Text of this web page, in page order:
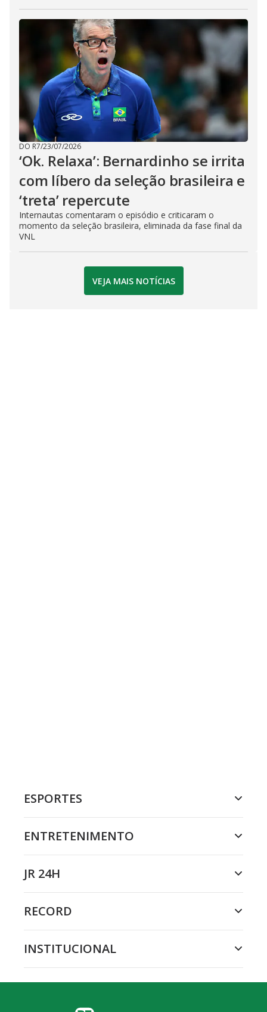
DO R7/23/07/2026
‘Ok. Relaxa’: Bernardinho se irrita
com líbero da seleção brasileira e
‘treta’ repercute
Internautas comentaram o episódio e criticaram o
momento da seleção brasileira, eliminada da fase final da
VNL
VEJA MAIS NOTÍCIAS
ESPORTES
ENTRETENIMENTO
JR 24H
RECORD
INSTITUCIONAL